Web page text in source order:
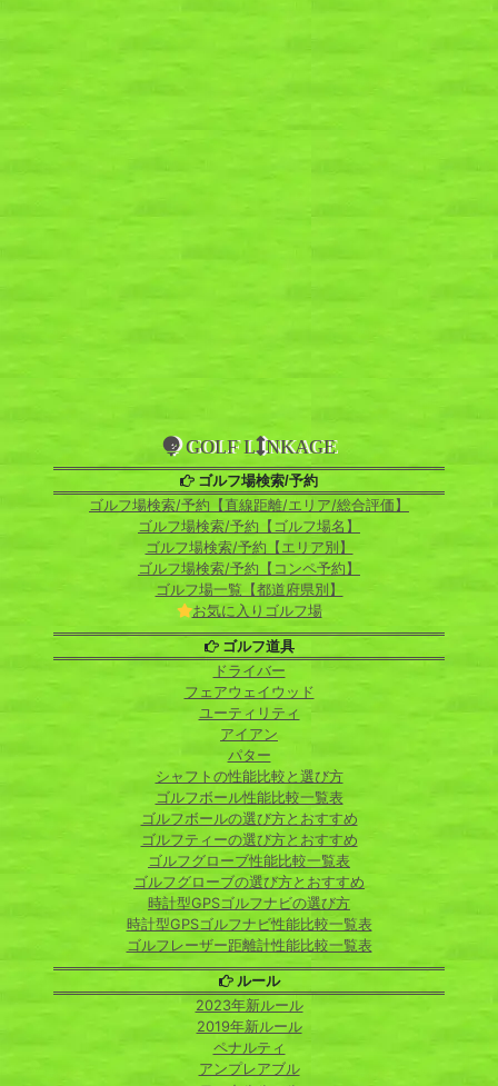
GOLF L NKAGE
ゴルフ場検索/予約
ゴルフ場検索/予約【直線距離/エリア/総合評価】
ゴルフ場検索/予約【ゴルフ場名】
ゴルフ場検索/予約【エリア別】
ゴルフ場検索/予約【コンペ予約】
ゴルフ場一覧【都道府県別】
お気に入りゴルフ場
ゴルフ道具
ドライバー
フェアウェイウッド
ユーティリティ
アイアン
パター
シャフトの性能比較と選び方
ゴルフボール性能比較一覧表
ゴルフボールの選び方とおすすめ
ゴルフティーの選び方とおすすめ
ゴルフグローブ性能比較一覧表
ゴルフグローブの選び方とおすすめ
時計型GPSゴルフナビの選び方
時計型GPSゴルフナビ性能比較一覧表
ゴルフレーザー距離計性能比較一覧表
ルール
2023年新ルール
2019年新ルール
ペナルティ
アンプレアブル